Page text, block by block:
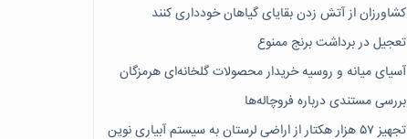
کشاورزان از آتش زدن بقایای گیاهان خودداری کنند
تعجیل در برداشت برنج ممنوع
آسیای میانه و روسیه خریدار محصولات گلخانه‌ای هرمزگان
بررسی مستندی درباره فروچاله‌ها
تجهیز ۵۷ هزار هکتار از اراضی لرستان به سیستم آبیاری نوین